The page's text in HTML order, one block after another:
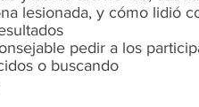
lesionada, y cómo lidió
pedir a los
o buscando